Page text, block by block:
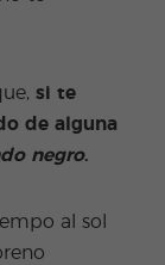
si te
de alguna
negro.
al sol